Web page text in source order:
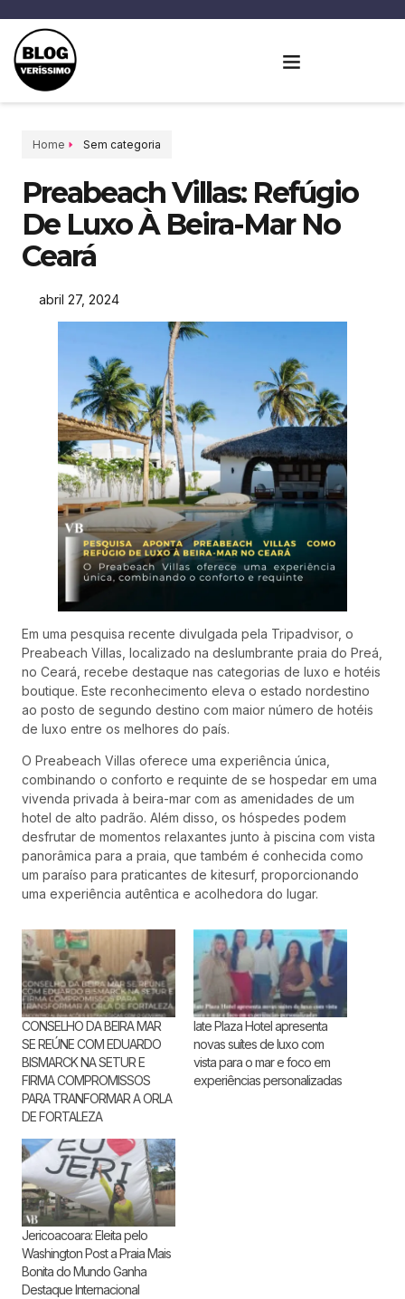
Home Sem categoria
Preabeach Villas: Refúgio
De Luxo À Beira-Mar No
Ceará
abril 27, 2024
Em uma pesquisa recente divulgada pela Tripadvisor, o
Preabeach Villas, localizado na deslumbrante praia do Preá,
no Ceará, recebe destaque nas categorias de luxo e hotéis
boutique. Este reconhecimento eleva o estado nordestino
ao posto de segundo destino com maior número de hotéis
de luxo entre os melhores do país.
O Preabeach Villas oferece uma experiência única,
combinando o conforto e requinte de se hospedar em uma
vivenda privada à beira-mar com as amenidades de um
hotel de alto padrão. Além disso, os hóspedes podem
desfrutar de momentos relaxantes junto à piscina com vista
panorâmica para a praia, que também é conhecida como
um paraíso para praticantes de kitesurf, proporcionando
uma experiência autêntica e acolhedora do lugar.
CONSELHO DA BEIRA MAR
SE REÚNE COM EDUARDO
BISMARCK NA SETUR E
FIRMA COMPROMISSOS
PARA TRANFORMAR A ORLA
DE FORTALEZA
Iate Plaza Hotel apresenta
novas suítes de luxo com
vista para o mar e foco em
experiências personalizadas
Jericoacoara: Eleita pelo
Washington Post a Praia Mais
Bonita do Mundo Ganha
Destaque Internacional